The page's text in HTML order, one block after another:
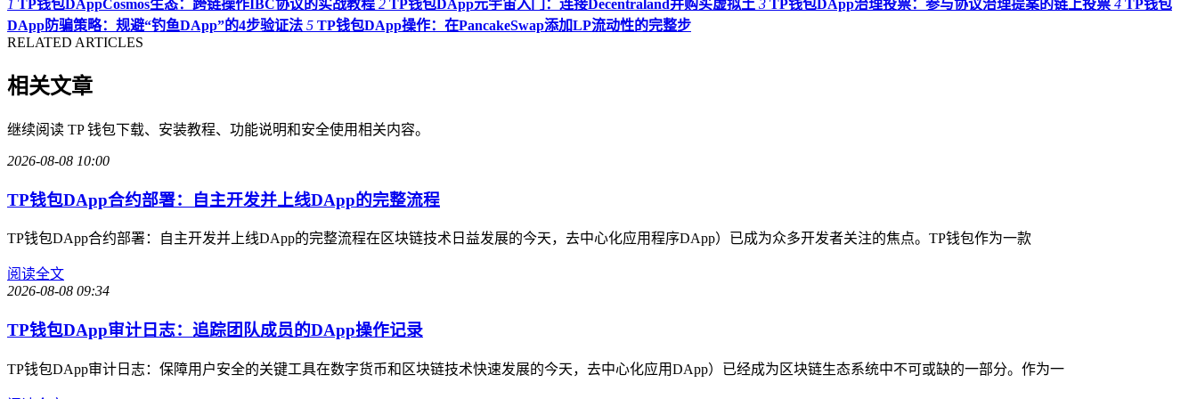
1 TP钱包DAppCosmos生态：跨链操作IBC协议的实战教程 2 TP钱包DApp元宇宙入门：连接Decentraland并购买虚拟土 3 TP钱包DApp治理投票：参与协议治理提案的链上投票 4 TP钱包
DApp防骗策略：规避“钓鱼DApp”的4步验证法 5 TP钱包DApp操作：在PancakeSwap添加LP流动性的完整步
RELATED ARTICLES
相关文章
继续阅读 TP 钱包下载、安装教程、功能说明和安全使用相关内容。
2026-08-08 10:00
TP钱包DApp合约部署：自主开发并上线DApp的完整流程
TP钱包DApp合约部署：自主开发并上线DApp的完整流程在区块链技术日益发展的今天，去中心化应用程序DApp）已成为众多开发者关注的焦点。TP钱包作为一款
阅读全文
2026-08-08 09:34
TP钱包DApp审计日志：追踪团队成员的DApp操作记录
TP钱包DApp审计日志：保障用户安全的关键工具在数字货币和区块链技术快速发展的今天，去中心化应用DApp）已经成为区块链生态系统中不可或缺的一部分。作为一